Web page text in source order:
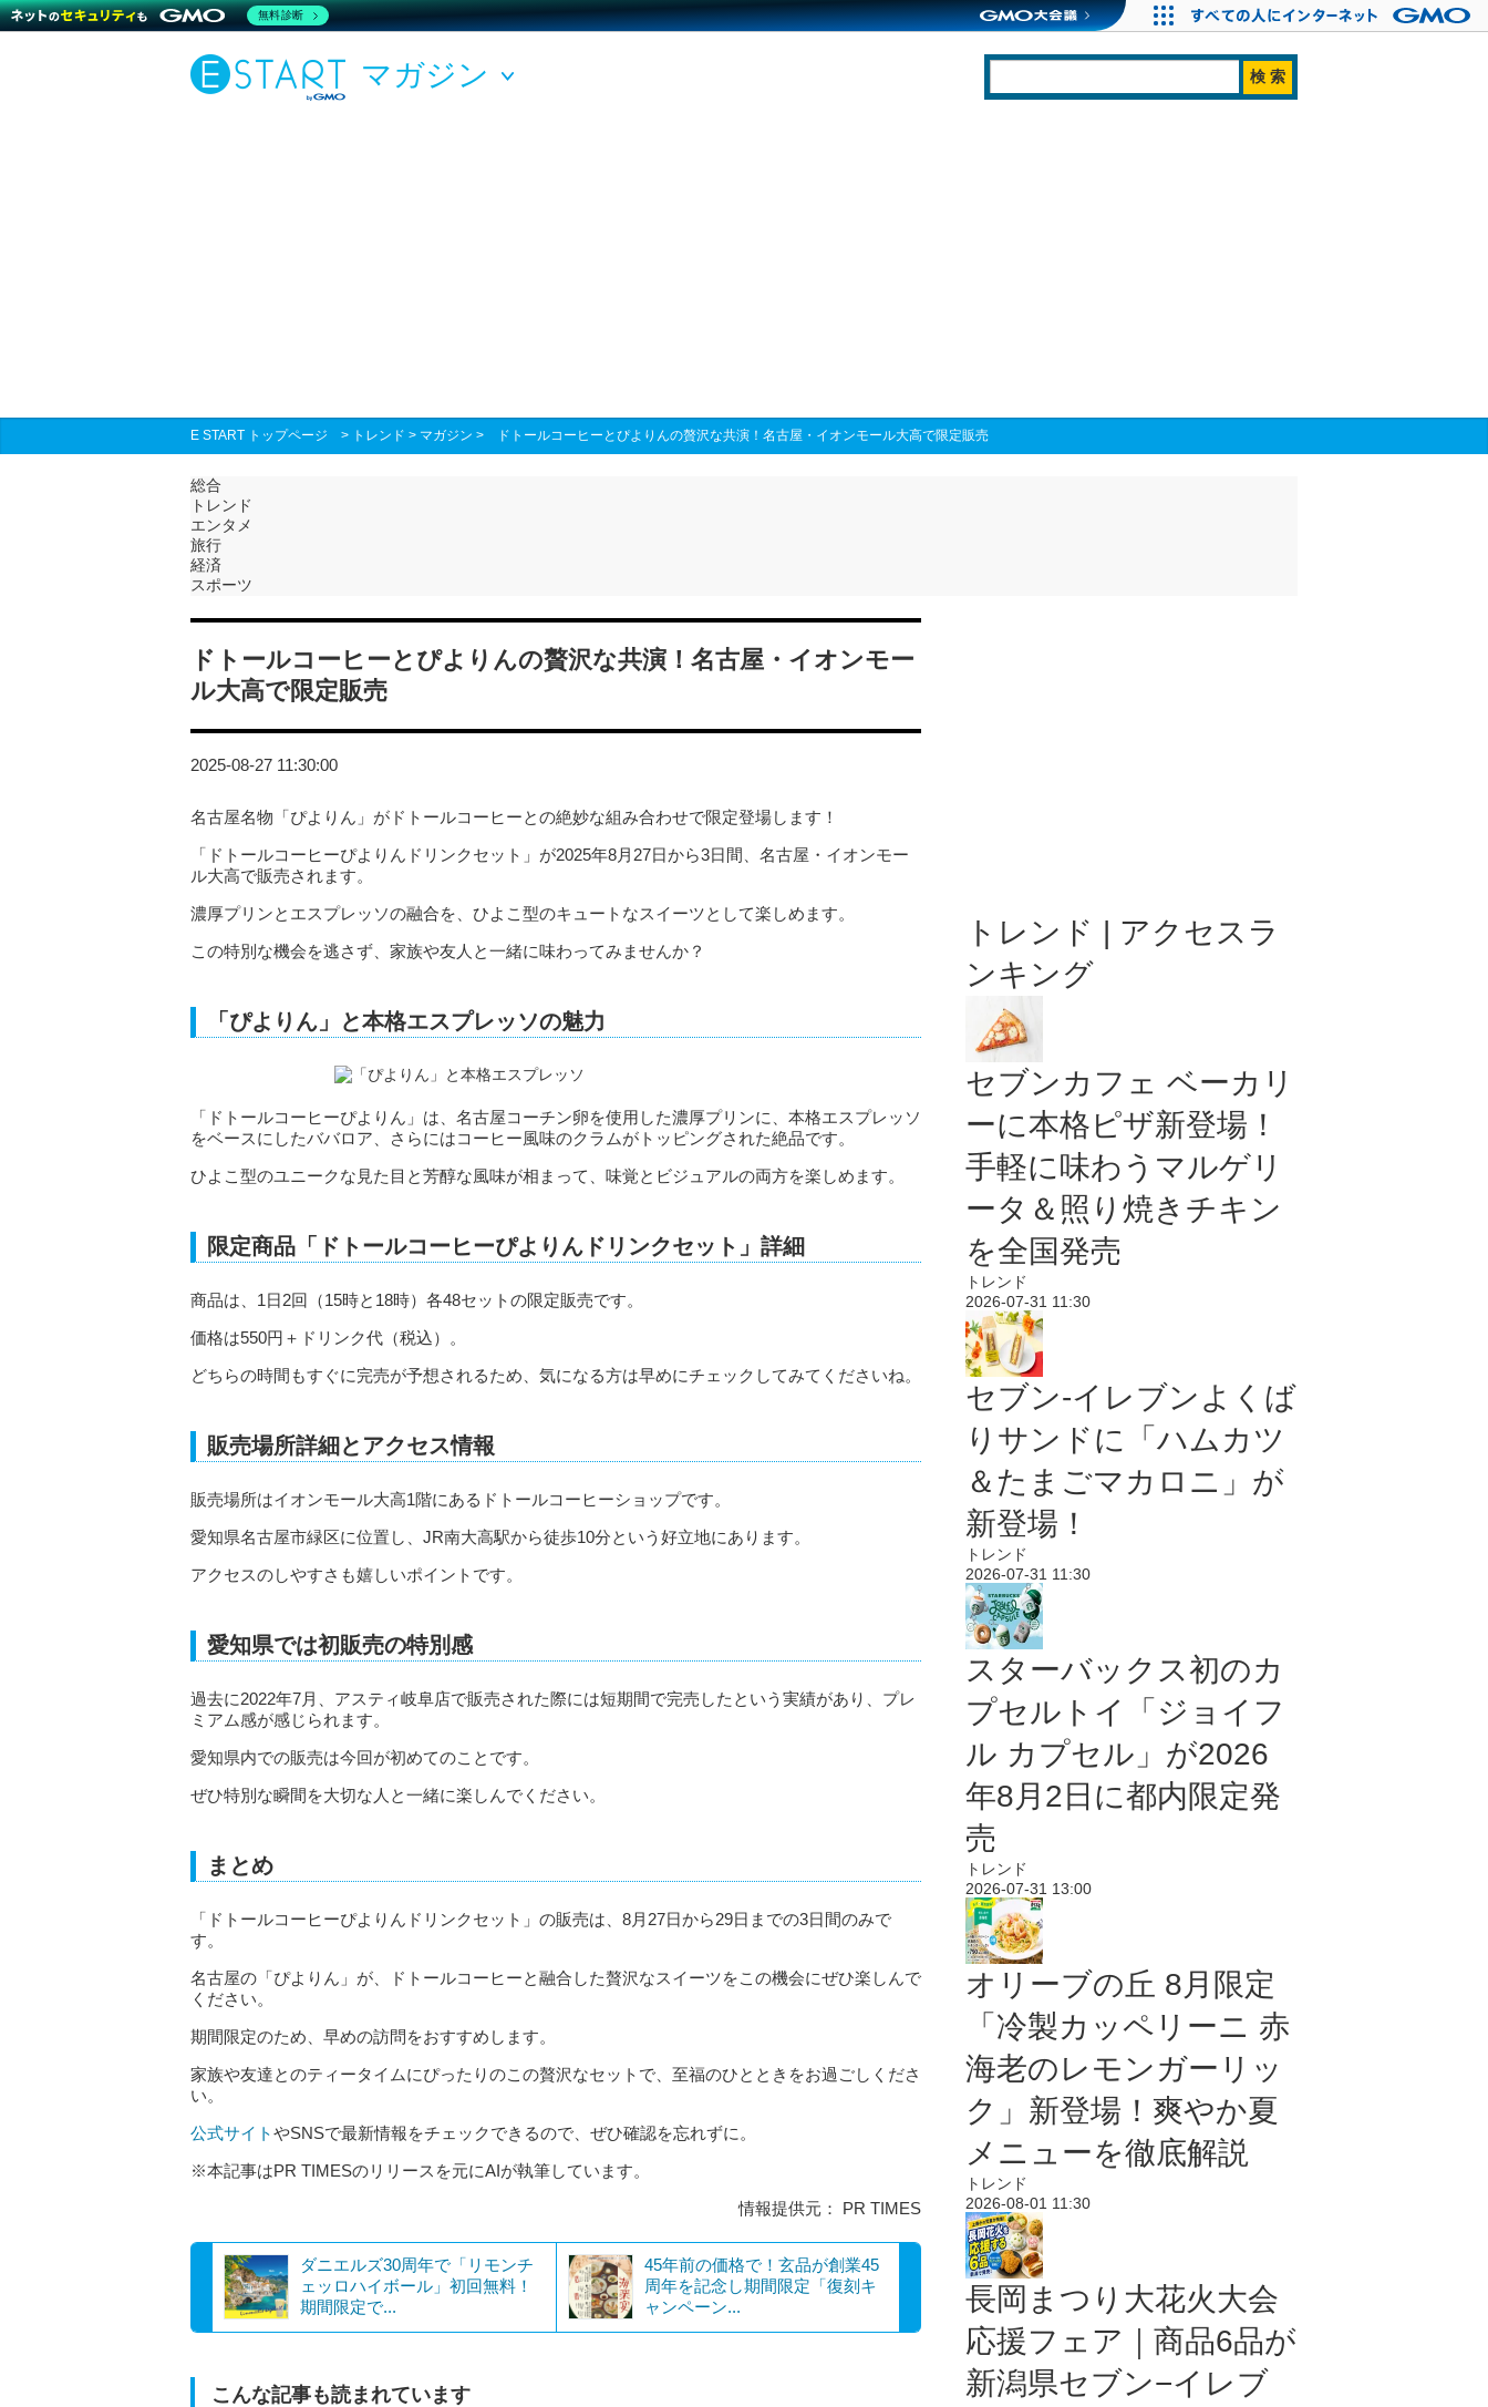
マガジン
E START トップページ > トレンド > マガジン > ドトールコーヒーとぴよりんの贅沢な共演！名古屋・イオンモール大高で限定販売
総合
トレンド
エンタメ
旅行
経済
スポーツ
ドトールコーヒーとぴよりんの贅沢な共演！名古屋・イオンモー
ル大高で限定販売
2025-08-27 11:30:00
名古屋名物「ぴよりん」がドトールコーヒーとの絶妙な組み合わせで限定登場します！
「ドトールコーヒーぴよりんドリンクセット」が2025年8月27日から3日間、名古屋・イオンモー
ル大高で販売されます。
濃厚プリンとエスプレッソの融合を、ひよこ型のキュートなスイーツとして楽しめます。
この特別な機会を逃さず、家族や友人と一緒に味わってみませんか？
「ぴよりん」と本格エスプレッソの魅力
「ドトールコーヒーぴよりん」は、名古屋コーチン卵を使用した濃厚プリンに、本格エスプレッソ
をベースにしたババロア、さらにはコーヒー風味のクラムがトッピングされた絶品です。
ひよこ型のユニークな見た目と芳醇な風味が相まって、味覚とビジュアルの両方を楽しめます。
限定商品「ドトールコーヒーぴよりんドリンクセット」詳細
商品は、1日2回（15時と18時）各48セットの限定販売です。
価格は550円＋ドリンク代（税込）。
どちらの時間もすぐに完売が予想されるため、気になる方は早めにチェックしてみてくださいね。
販売場所詳細とアクセス情報
販売場所はイオンモール大高1階にあるドトールコーヒーショップです。
愛知県名古屋市緑区に位置し、JR南大高駅から徒歩10分という好立地にあります。
アクセスのしやすさも嬉しいポイントです。
愛知県では初販売の特別感
過去に2022年7月、アスティ岐阜店で販売された際には短期間で完売したという実績があり、プレ
ミアム感が感じられます。
愛知県内での販売は今回が初めてのことです。
ぜひ特別な瞬間を大切な人と一緒に楽しんでください。
まとめ
「ドトールコーヒーぴよりんドリンクセット」の販売は、8月27日から29日までの3日間のみで
す。
名古屋の「ぴよりん」が、ドトールコーヒーと融合した贅沢なスイーツをこの機会にぜひ楽しんで
ください。
期間限定のため、早めの訪問をおすすめします。
家族や友達とのティータイムにぴったりのこの贅沢なセットで、至福のひとときをお過ごしくださ
い。
公式サイトやSNSで最新情報をチェックできるので、ぜひ確認を忘れずに。
※本記事はPR TIMESのリリースを元にAIが執筆しています。
情報提供元： PR TIMES
ダニエルズ30周年で「リモンチ
ェッロハイボール」初回無料！
期間限定で...
45年前の価格で！玄品が創業45
周年を記念し期間限定「復刻キ
ャンペーン...
こんな記事も読まれています
トレンド | アクセスラ
ンキング
セブンカフェ ベーカリ
ーに本格ピザ新登場！
手軽に味わうマルゲリ
ータ＆照り焼きチキン
を全国発売
トレンド
2026-07-31 11:30
セブン‐イレブンよくば
りサンドに「ハムカツ
＆たまごマカロニ」が
新登場！
トレンド
2026-07-31 11:30
スターバックス初のカ
プセルトイ「ジョイフ
ル カプセル」が2026
年8月2日に都内限定発
売
トレンド
2026-07-31 13:00
オリーブの丘 8月限定
「冷製カッペリーニ 赤
海老のレモンガーリッ
ク」新登場！爽やか夏
メニューを徹底解説
トレンド
2026-08-01 11:30
長岡まつり大花火大会
応援フェア｜商品6品が
新潟県セブン−イレブ
無料診断